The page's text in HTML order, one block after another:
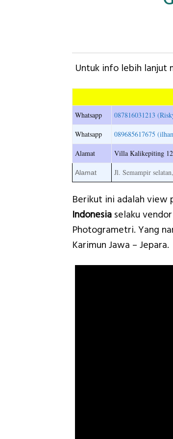
Untuk info lebih lanjut
Whatsapp 087816031213
Whatsapp 089685617675
Alamat Villa Kalikepiting
Alamat Jl. Semampir
Berikut ini adalah view
Indonesia selaku
Photogrametri. Yang
Karimun Jawa – Jepara.